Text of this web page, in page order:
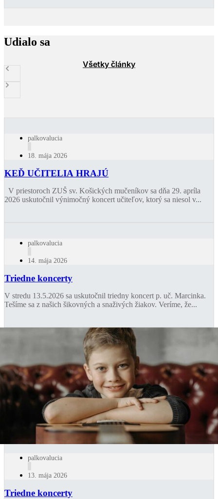
Udialo sa
Všetky články
palkovalucia
18. mája 2026
KEĎ UČITELIA HRAJÚ
V priestoroch ZUŠ sv. Košických mučeníkov sa dňa 29. apríla
2026 uskutočnil výnimočný koncert učiteľov, ktorý sa niesol v...
palkovalucia
14. mája 2026
Triedne koncerty
V stredu 13.5.2026 sa uskutočnil triedny koncert p. uč. Marcinka.
Tešíme sa z našich šikovných a snaživých žiakov. Veríme, že...
palkovalucia
13. mája 2026
Triedne koncerty